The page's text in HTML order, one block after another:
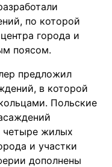
по которой
города и
поясом.
предложил
в которой
Польские
четыре жилых
и участки
дополнены